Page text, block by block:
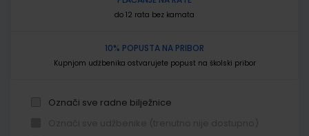
do 12 rata bez kamata
10% POPUSTA NA PRIBOR
Kupnjom udžbenika ostvarujete popust na školski pribor
Označi sve radne bilježnice